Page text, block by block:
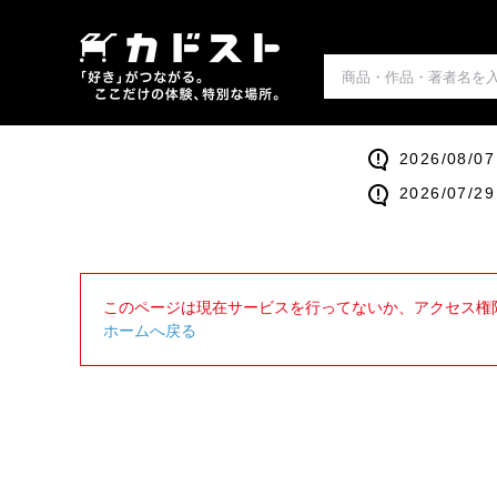
2026/08/07
2026/07/29
このページは現在サービスを行ってないか、アクセス
ホームへ戻る